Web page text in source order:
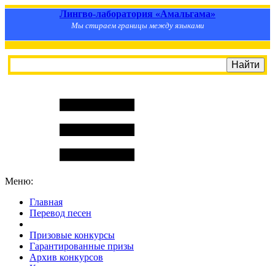
Лингво-лаборатория «Амальгама»
Мы стираем границы между языками
Меню:
Главная
Перевод песен
Призовые конкурсы
Гарантированные призы
Архив конкурсов